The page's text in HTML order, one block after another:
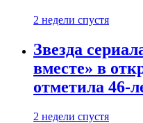
2 недели спустя
Звезда
вместе» в
отметила 46-
2 недели спустя